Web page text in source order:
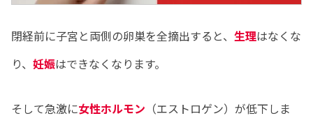
閉経前に子宮と両側の卵巣を全摘出すると、 生理はなくな
り、 妊娠はできなくなります。
そして急激に女性ホルモン （エストロゲン）が低下しま